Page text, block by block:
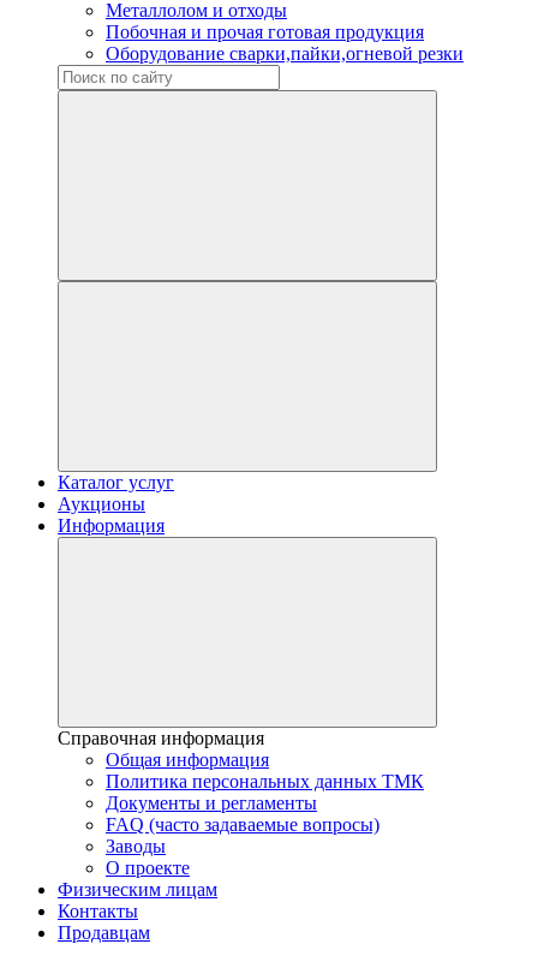
Металлолом и отходы
Побочная и прочая готовая продукция
Оборудование сварки,пайки,огневой резки
Каталог услуг
Аукционы
Информация
Справочная информация
Общая информация
Политика персональных данных ТМК
Документы и регламенты
FAQ (часто задаваемые вопросы)
Заводы
О проекте
Физическим лицам
Контакты
Продавцам